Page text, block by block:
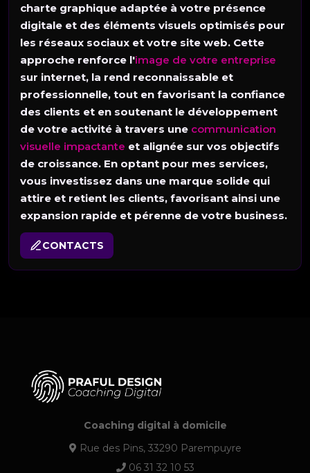
charte graphique adaptée à votre présence
digitale et des éléments visuels optimisés pour
les réseaux sociaux et votre site web. Cette
approche renforce l'image de votre entreprise
sur internet, la rend reconnaissable et
professionnelle, tout en favorisant la confiance
des clients et en soutenant le développement
de votre activité à travers une communication
visuelle impactante et alignée sur vos objectifs
de croissance. En optant pour mes services,
vous investissez dans une marque solide qui
attire et retient les clients, favorisant ainsi une
expansion rapide et pérenne de votre business.
CONTACTS
Coaching digital à domicile
Rue des Pins, 33290 Parempuyre
06 31 32 10 53